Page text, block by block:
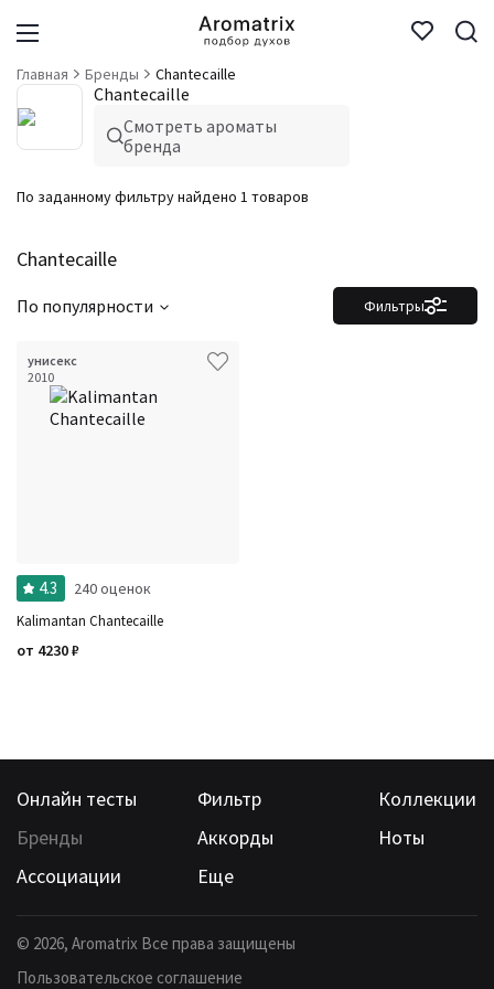
Главная Бренды Chantecaille
Chantecaille
Смотреть ароматы
бренда
Chantecaille
По заданному фильтру найдено 1 товаров
Фильтры
По популярности
унисекс
2010
4.3 240 оценок
Kalimantan Chantecaille
от 4230₽
Онлайн тесты Фильтр
Коллекции
Бренды
Аккорды
Ноты
Ассоциации
Еще
© 2026, Aromatrix Все права защищены
Пользовательское соглашение